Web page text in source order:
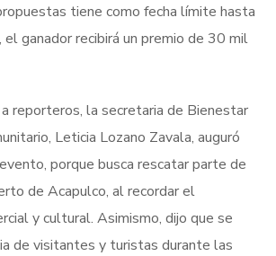
tiene como fecha límite hasta
ganador recibirá un premio de 30 mil
reporteros, la secretaria de Bienestar
Leticia Lozano Zavala, auguró
porque busca rescatar parte de
de Acapulco, al recordar el
y cultural. Asimismo, dijo que se
de visitantes y turistas durante las